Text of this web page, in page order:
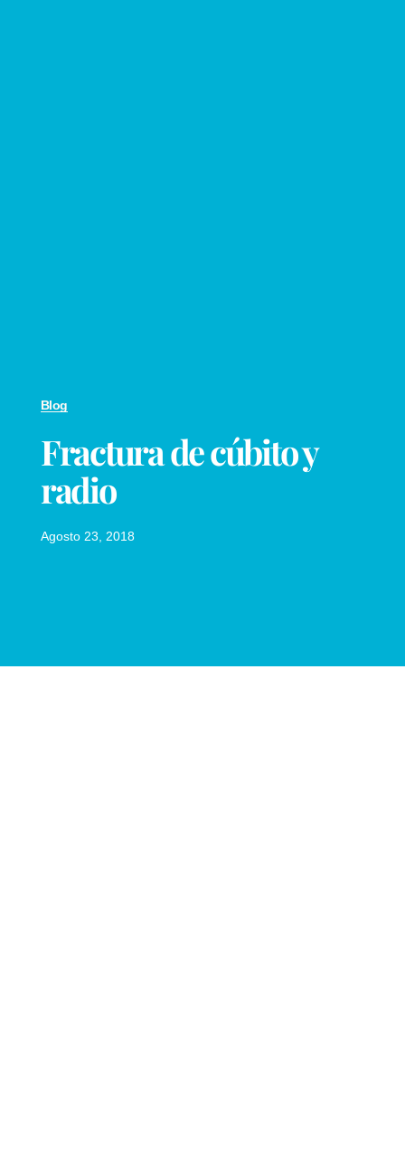
Blog
Fractura de cúbito y
radio
Agosto 23, 2018